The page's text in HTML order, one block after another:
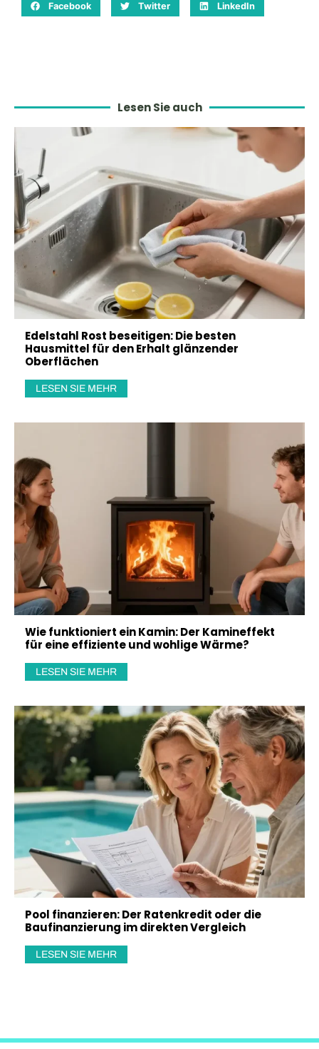
Facebook Twitter LinkedIn
Lesen Sie auch
Edelstahl Rost beseitigen: Die besten
Hausmittel für den Erhalt glänzender
Oberflächen
LESEN SIE MEHR
Wie funktioniert ein Kamin: Der Kamineffekt
für eine effiziente und wohlige Wärme?
LESEN SIE MEHR
Pool finanzieren: Der Ratenkredit oder die
Baufinanzierung im direkten Vergleich
LESEN SIE MEHR